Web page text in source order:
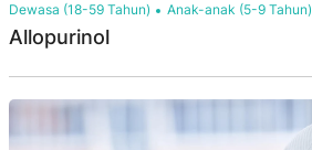
Dewasa (18-59 Tahun) Anak-anak (5-9 Tahun)
Allopurinol